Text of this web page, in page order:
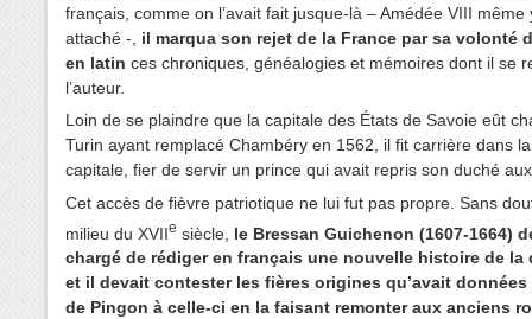
français, comme on l’avait fait jusque-là – Amédée VIII même
attaché -, il marqua son rejet de la France par sa volonté
en latin ces chroniques, généalogies et mémoires dont il se
l’auteur.
Loin de se plaindre que la capitale des États de Savoie eût
Turin ayant remplacé Chambéry en 1562, il fit carrière dans
capitale, fier de servir un prince qui avait repris son duché
Cet accès de fièvre patriotique ne lui fut pas propre. Sans
milieu du XVIIe siècle, le Bressan Guichenon (1607-1664)
chargé de rédiger en français une nouvelle histoire de la
et il devait contester les fières origines qu’avait
de Pingon à celle-ci en la faisant remonter aux anciens